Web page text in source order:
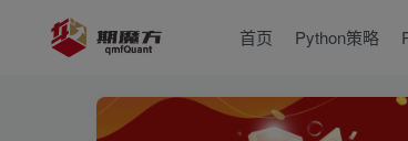
首页 Python策略